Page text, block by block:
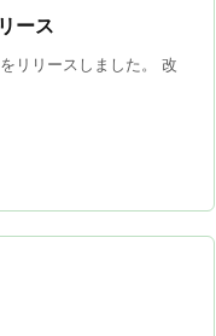
ース
リリースしました。 改